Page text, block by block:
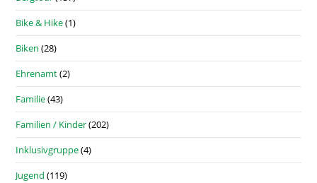
Bike & Hike(1)
Biken (28)
Ehrenamt(2)
Familie(43)
Familien / Kinder(202)
Inklusivgruppe(4)
Jugend (119)